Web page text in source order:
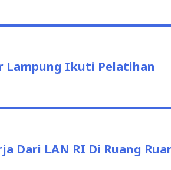
Lampung Ikuti Pelatihan
Dari LAN RI Di Ruang